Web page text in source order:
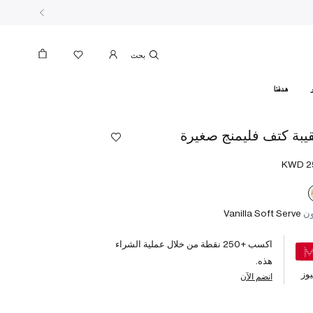
هدفنا
كتف فليمنج صغيرة
Vanilla Soft Serve
اكسب +250 نقطة من خلال عملية الشراء
هذه.
انضم الآن